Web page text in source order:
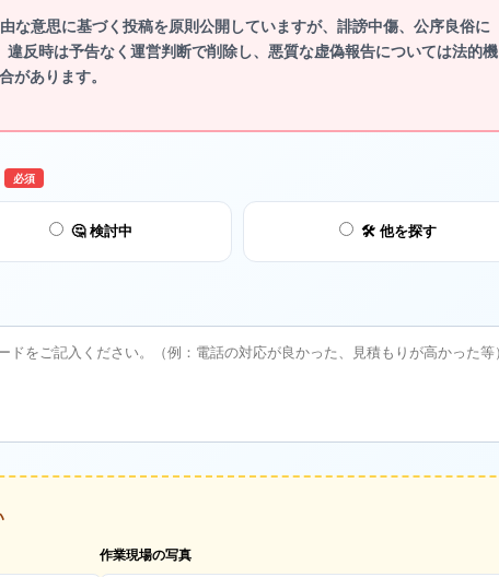
意思に基づく投稿を原則公開していますが、 誹謗中傷、公序良俗に
違反時は予告なく運営判断で削除し、悪質な虚偽報告については法的機
があります。
必須
🤔 検討中 🛠️ 他を探す
作業現場の写真